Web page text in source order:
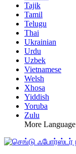
Tajik
Tamil
Telugu
Thai
Ukrainian
Urdu
Uzbek
Vietnamese
Welsh
Xhosa
Yiddish
Yoruba
Zulu
More Language